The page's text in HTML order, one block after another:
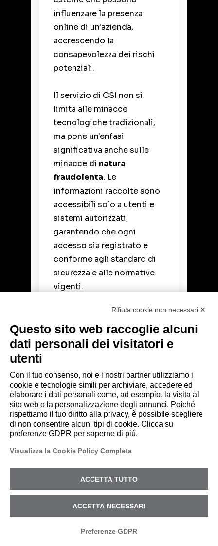
influenzare la presenza
online di un'azienda,
accrescendo la
consapevolezza dei rischi
potenziali.
Il servizio di CSI non si
limita alle minacce
tecnologiche tradizionali,
ma pone un'enfasi
significativa anche sulle
minacce di natura
fraudolenta. Le
informazioni raccolte sono
accessibili solo a utenti e
sistemi autorizzati,
garantendo che ogni
accesso sia registrato e
conforme agli standard di
sicurezza e alle normative
vigenti.
Le capacità di CSI
includono l'identificazione
didata breach edata
reputazione aziendale, e
l'analisi approfondita del
deep e dark web per
individuare informazioni
che potrebbero avere un
impatto sull'azienda.
monitoraggio completo
della presenza online
attraverso il VIP Monitoring
Ultra, che orchestra e
correla i dati da diverse
Rifiuta cookie non necessari ✕
Questo sito web raccoglie alcuni
dati personali dei visitatori e
utenti
Con il tuo consenso, noi e i nostri partner utilizziamo i
cookie e tecnologie simili per archiviare, accedere ed
elaborare i dati personali come, ad esempio, la visita al
sito web o la personalizzazione degli annunci. Poiché
rispettiamo il tuo diritto alla privacy, è possibile scegliere
di non consentire alcuni tipi di cookie. Clicca su
preferenze GDPR per saperne di più.
Visualizza la Cookie Policy Completa
ACCETTA TUTTO
ACCETTA NECESSARI
Preferenze GDPR